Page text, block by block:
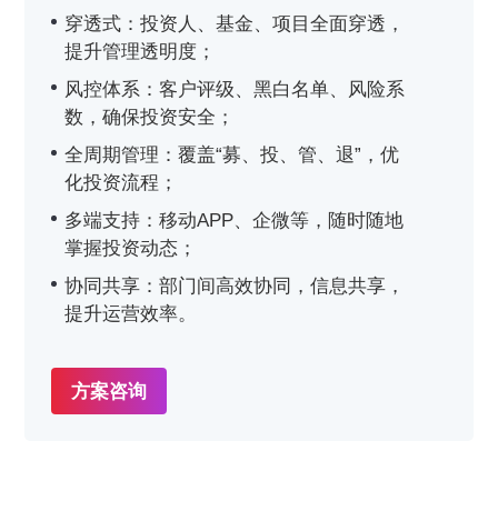
穿透式：投资人、基金、项目全面穿透，
提升管理透明度；
风控体系：客户评级、黑白名单、风险系
数，确保投资安全；
全周期管理：覆盖“募、投、管、退”，优
化投资流程；
多端支持：移动APP、企微等，随时随地
掌握投资动态；
协同共享：部门间高效协同，信息共享，
提升运营效率。
方案咨询